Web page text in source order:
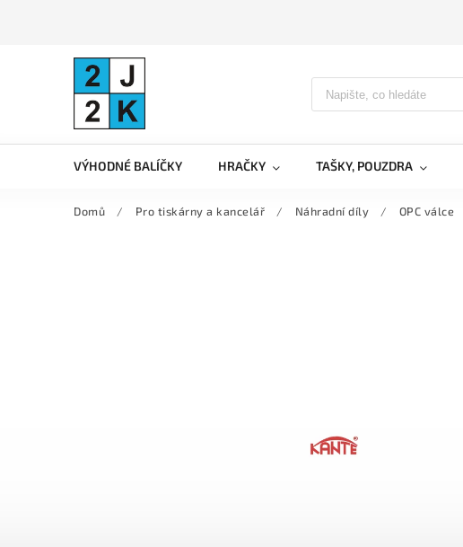
VÝHODNÉ BALÍČKY HRAČKY TAŠKY, POUZDRA
Domů / Pro tiskárny a kancelář / Náhradní díly / OPC válce